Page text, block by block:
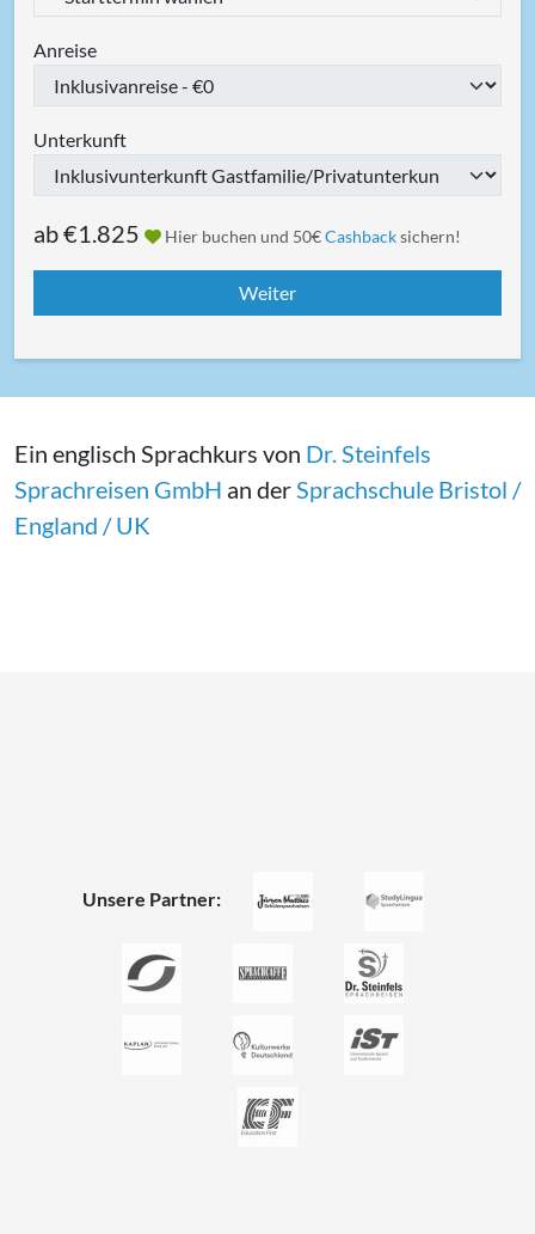
Anreise
Unterkunft
ab€1.825 Hier buchen und 50€Cashbacksichern!
Ein englisch Sprachkurs von Dr. Steinfels
Sprachreisen GmbH an der Sprachschule Bristol /
England / UK
Unsere Partner: